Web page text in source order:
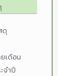
ดุ
เดือน
จำปี